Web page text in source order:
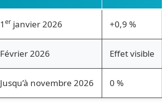
1 er janvier 2026 +0,9 %
Février 2026 Effet visible
Jusqu’à novembre 2026 0 %